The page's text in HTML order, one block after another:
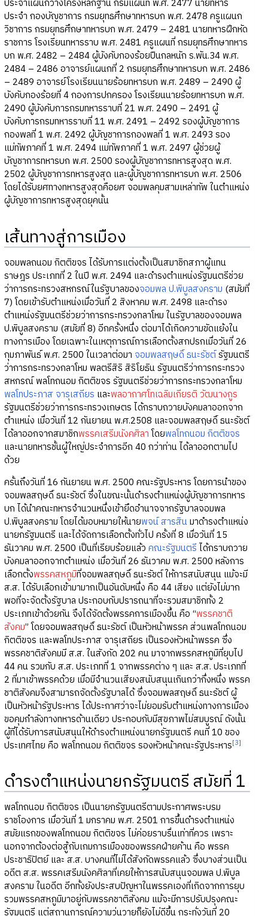
ประจำแผนกวางโครงหลักฐาน กรมแผนที่ พ.ศ. 2477 นายทหาร
ประจำ กองบัญชาการ กรมยุทธศึกษาทหารบก พ.ศ. 2478 ครูแผนก
วิชาการ กรมยุทธศึกษาทหารบก พ.ศ. 2479 – 2481 นายทหารฝึกหัด
ราชการ โรงเรียนทหารราบ พ.ศ. 2481 ครูแผนที่ กรมยุทธศึกษาทหาร
บก พ.ศ. 2482 – 2484 ผู้บังคับกองร้อยปืนกลหนัก ร.พัน.34 พ.ศ.
2484 – 2486 อาจารย์แผนกที่ 2 กรมยุทธศึกษาทหารบก พ.ศ. 2486
– 2489 อาจารย์โรงเรียนนายร้อยทหารบก พ.ศ. 2489 – 2490 ผู้
บังคับกองร้อยที่ 4 กองการปกครอง โรงเรียนนายร้อยทหารบก พ.ศ.
2490 ผู้บังคับการกรมทหารราบที่ 21 พ.ศ. 2490 – 2491 ผู้
บังคับการกรมทหารราบที่ 11 พ.ศ. 2491 – 2492 รองผู้บัญชาการ
กองพลที่ 1 พ.ศ. 2492 ผู้บัญชาการกองพลที่ 1 พ.ศ. 2493 รอง
แม่ทัพภาคที่ 1 พ.ศ. 2494 แม่ทัพภาคที่ 1 พ.ศ. 2497 ผู้ช่วยผู้
บัญชาการทหารบก พ.ศ. 2500 รองผู้บัญชาการทหารสูงสุด พ.ศ.
2502 ผู้บัญชาการทหารสูงสุด และผู้บัญชาการทหารบก พ.ศ. 2506
โดยได้รับยศทางทหารสูงสุดคือยศ จอมพลคุมสามเหล่าทัพ ในตำแหน่ง
ผู้บัญชาการทหารสูงสุดยุคนั้น
เส้นทางสู่การเมือง
จอมพลถนอม กิตติขจร ได้รับการแต่งตั้งเป็นสมาชิกสภาผู้แทน
ราษฎร ประเภทที่ 2 ในปี พ.ศ. 2494 และดำรงตำแหน่งรัฐมนตรีช่วย
ว่าการกระทรวงสหกรณ์ในรัฐบาลของจอมพล ป.พิบูลสงคราม (สมัยที่
7) โดยเข้ารับตำแหน่งเมื่อวันที่ 2 สิงหาคม พ.ศ. 2498 และดำรง
ตำแหน่งรัฐมนตรีช่วยว่าการกระทรวงกลาโหม ในรัฐบาลของจอมพล
ป.พิบูลสงคราม (สมัยที่ 8) อีกครั้งหนึ่ง ต่อมาได้เกิดความขัดแย้งใน
ทางการเมือง โดยเฉพาะในเหตุการณ์การเลือกตั้งสกปรกเมื่อวันที่ 26
กุมภาพันธ์ พ.ศ. 2500 ในเวลาต่อมา จอมพลสฤษดิ์ ธนะรัชต์รัฐมนตรี
ว่าการกระทรวงกลาโหม พลตรีสิริ สิริโยธิน รัฐมนตรีว่าการกระทรวง
สหกรณ์ พลโทถนอม กิตติขจร รัฐมนตรีช่วยว่าการกระทรวงกลาโหม
พลโทประภาส จารุเสถียร และพลอากาศโทเฉลิมเกียรติ วัฒนางกูร
รัฐมนตรีช่วยว่าการกระทรวงเกษตร ได้กราบถวายบังคมลาออกจาก
ตำแหน่ง เมื่อวันที่ 12 กันยายน พ.ศ.2508 และจอมพลสฤษดิ์ ธนะรัชต์
ได้ลาออกจากสมาชิกพรรคเสรีมนังคศิลาโดยพลโทถนอม กิตติขจร
และนายทหารชั้นผู้ใหญ่ประจำการอีก 40 กว่าท่าน ได้ลาออกตามไป
ด้วย
ครั้นถึงวันที่ 16 กันยายน พ.ศ. 2500 คณะรัฐประหาร โดยการนำของ
จอมพลสฤษดิ์ ธนะรัชต์ ซึ่งในขณะนั้นดำรงตำแหน่งผู้บัญชาการทหาร
บก ได้นำคณะทหารจำนวนหนึ่งเข้ายึดอำนาจจากรัฐบาลจอมพล
ป.พิบูลสงคราม โดยได้มอบหมายให้นายพจน์ สารสินมาดำรงตำแหน่ง
นายกรัฐมนตรี และได้จัดการเลือกตั้งทั่วไป ครั้งที่ 8 เมื่อวันที่ 15
ธันวาคม พ.ศ. 2500 เป็นที่เรียบร้อยแล้ว คณะรัฐมนตรี ได้กราบถวาย
บังคมลาออกจากตำแหน่ง เมื่อวันที่ 26 ธันวาคม พ.ศ. 2500 หลังการ
เลือกตั้งพรรคสหภูมิที่จอมพลสฤษดิ์ ธนะรัชต์ ให้การสนับสนุน แม้จะมี
ส.ส. ได้รับเลือกเข้ามามากเป็นอันดับหนึ่ง คือ 44 เสียง แต่ยังไม่มาก
พอที่จะจัดตั้งรัฐบาล ประกอบกับปรารถนาที่จะรวมสมาชิกทั้ง 2
ประเภทเข้าด้วยกัน จึงได้จัดตั้งพรรคการเมืองขึ้น คือ “พรรคชาติ
สังคม” โดยจอมพลสฤษดิ์ ธนะรัชต์ เป็นหัวหน้าพรรค ส่วนพลโทถนอม
กิตติขจร และพลโทประภาส จารุเสถียร เป็นรองหัวหน้าพรรค ซึ่ง
พรรคชาติสังคมมี ส.ส. ในสังกัด 202 คน มาจากพรรคสหภูมิที่ยุบไป
44 คน รวมกับ ส.ส. ประเภทที่ 1 จากพรรคต่าง ๆ และ ส.ส. ประเภทที่
2 ที่มาเข้าพรรคด้วย เมื่อมีจำนวนเสียงสนับสนุนเกินกว่ากึ่งหนึ่ง พรรค
ชาติสังคมจึงสามารถจัดตั้งรัฐบาลได้ ซึ่งจอมพลสฤษดิ์ ธนะรัชต์ ผู้
เป็นหัวหน้ารัฐประหาร ได้ประกาศว่าจะไม่ยอมรับตำแหน่งทางการเมือง
ขอคุมกำลังทางทหารด้านเดียว ประกอบกับมีสุขภาพไม่สมบูรณ์ ดังนั้น
ผู้ที่ได้รับการสนับสนุนให้ดำรงตำแหน่งนายกรัฐมนตรี คนที่ 10 ของ
ประเทศไทย คือ พลโทถนอม กิตติขจร รองหัวหน้าคณะรัฐประหาร[3]
ดำรงตำแหน่งนายกรัฐมนตรี สมัยที่ 1
พลโทถนอม กิตติขจร เป็นนายกรัฐมนตรีตามประกาศพระบรม
ราชโองการ เมื่อวันที่ 1 มกราคม พ.ศ. 2501 การขึ้นดำรงตำแหน่ง
สมัยแรกของพลโทถนอม กิตติขจร ไม่ค่อยราบรื่นเท่าที่ควร เพราะ
นอกจากต้องต่อสู้กับเกมการเมืองของพรรคฝ่ายค้าน คือ พรรค
ประชาธิปัตย์ และ ส.ส. บางคนที่ไม่ได้สังกัดพรรคแล้ว ซึ่งบางส่วนเป็น
อดีต ส.ส. พรรคเสรีมนังคศิลาที่เคยให้การสนับสนุนจอมพล ป.พิบูล
สงคราม ในอดีต อีกทั้งยังประสบปัญหาในพรรคเองที่เกิดจากการยุบ
รวมพรรคสหภูมิมาอยู่กับพรรคชาติสังคม แม้จะมีการปรับปรุงคณะ
รัฐมนตรี แต่สถานการณ์ความวุ่นวายก็ยังไม่ดีขึ้น กระทั่งวันที่ 20